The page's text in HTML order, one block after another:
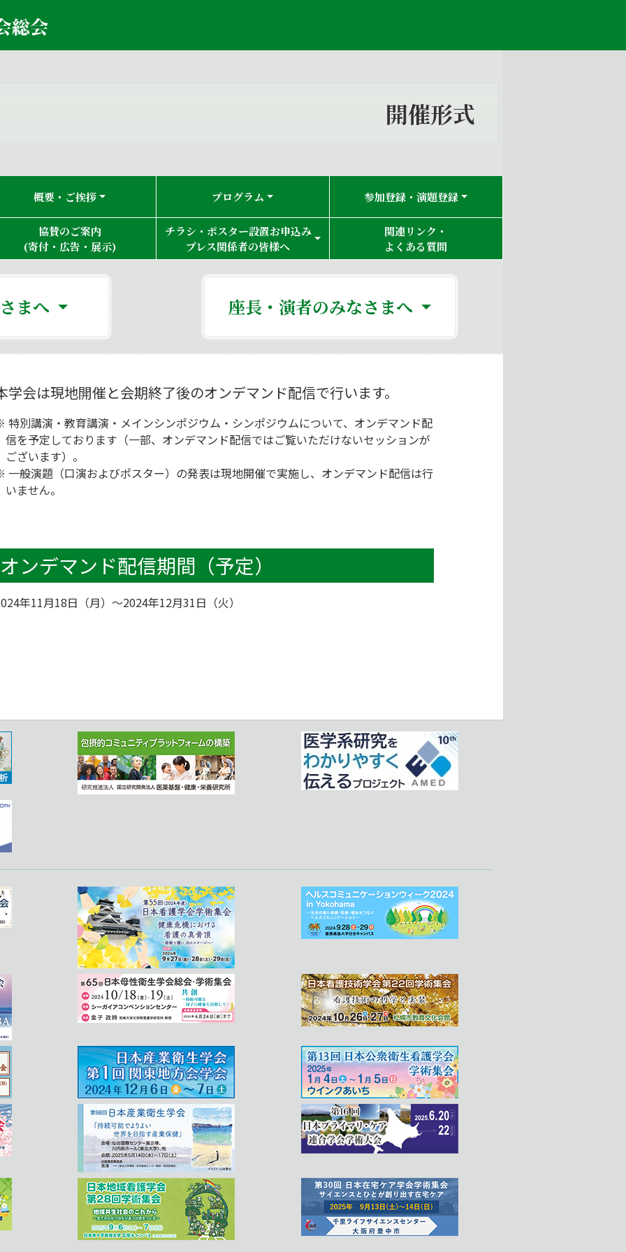
開催形式
概要・ご挨拶 プログラム 参加登録・演題登録
協賛のご案内
(寄付・広告・展示)
チラシ・ポスター設置お申込み
プレス関係者の皆様へ
関連リンク・
よくある質問
まへ 座長・演者のみなさまへ
学会は現地開催と会期終了後のオンデマンド配信で行います。
特別講演・教育講演・メインシンポジウム・シンポジウムについて、オンデマンド配
信を予定しております（一部、オンデマンド配信ではご覧いただけないセッションが
ございます）。
一般演題（口演およびポスター）の発表は現地開催で実施し、オンデマンド配信は行
いません。
オンデマンド配信期間（予定）
年11月18日（月）～2024年12月31日（火）